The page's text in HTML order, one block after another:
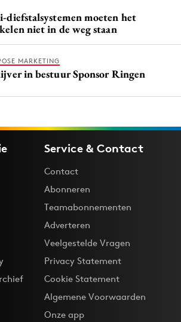
diefstalsystemen moeten het
niet in de weg staan
MARKETING
in bestuur Sponsor Ringen
Service & Contact
Contact
Abonneren
Teamabonnementen
Adverteren
Veelgestelde Vragen
Privacy Statement
Cookie Statement
Algemene Voorwaarden
Onze app